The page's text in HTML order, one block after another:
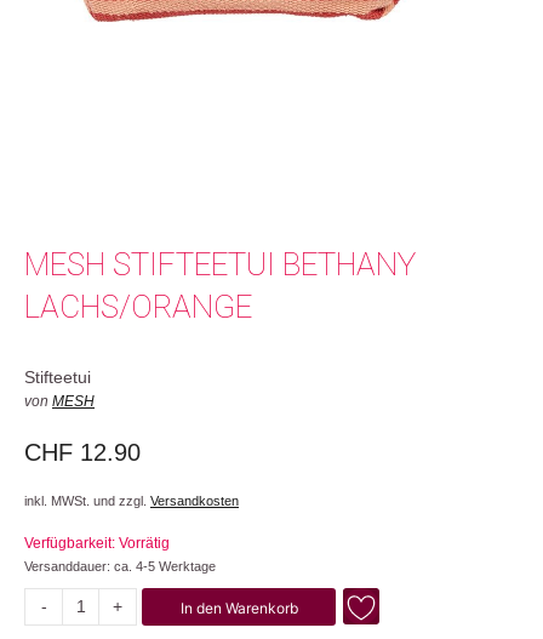
MESH STIFTEETUI BETHANY
LACHS/ORANGE
Stifteetui
von MESH
CHF 12.90
inkl. MWSt. und zzgl. Versandkosten
Verfügbarkeit: Vorrätig
Versanddauer: ca. 4-5 Werktage
-
Bethany
+ In den Warenkorb